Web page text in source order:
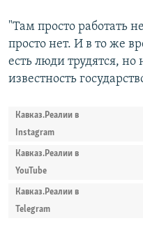
"Там просто работать
просто нет. И в то же
есть люди трудятся, но
известность
Кавказ.Реалии в
Instagram
Кавказ.Реалии в
YouTube
Кавказ.Реалии в
Telegram